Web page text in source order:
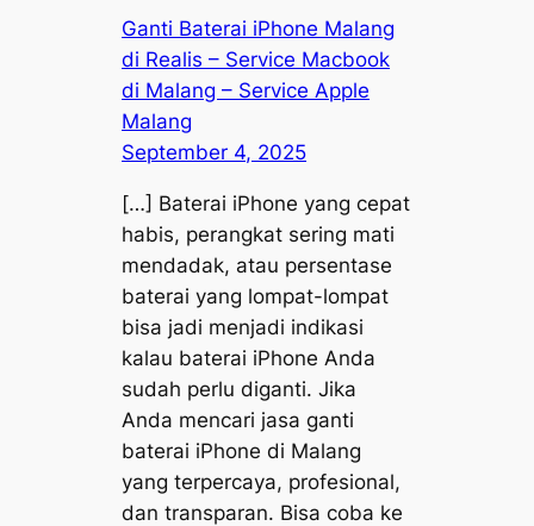
Ganti Baterai iPhone Malang
di Realis – Service Macbook
di Malang – Service Apple
Malang
September 4, 2025
[…] Baterai iPhone yang cepat
habis, perangkat sering mati
mendadak, atau persentase
baterai yang lompat-lompat
bisa jadi menjadi indikasi
kalau baterai iPhone Anda
sudah perlu diganti. Jika
Anda mencari jasa ganti
baterai iPhone di Malang
yang terpercaya, profesional,
dan transparan. Bisa coba ke